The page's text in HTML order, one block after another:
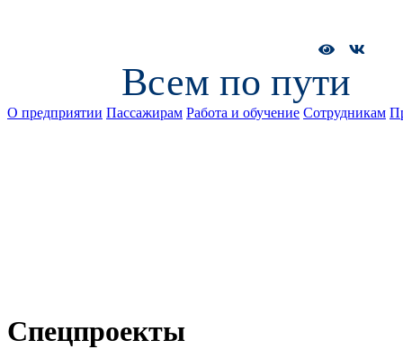
Всем по пути
О предприятии Пассажирам Работа и обучение Сотрудникам
Спецпроекты